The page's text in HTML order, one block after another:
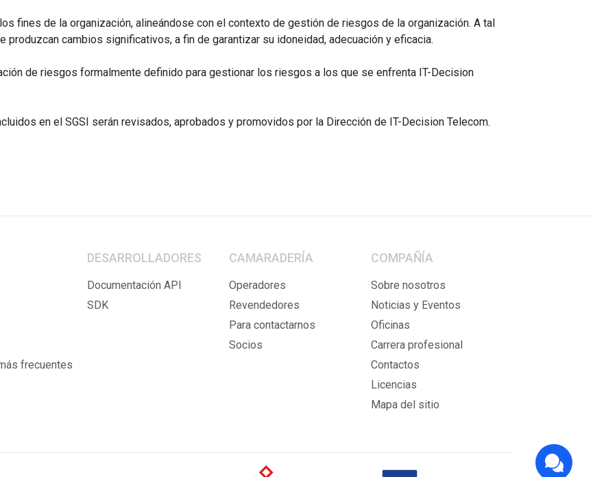
fines de la organización, alineándose con el contexto de gestión de riesgos de la organización. A tal
cambios significativos, a fin de garantizar su idoneidad, adecuación y eficacia.
de riesgos formalmente definido para gestionar los riesgos a los que se enfrenta IT-Decision
en el SGSI serán revisados, aprobados y promovidos por la Dirección de IT-Decision Telecom.
frecuentes
DESARROLLADORES
Documentación API
SDK
CAMARADERÍA
Operadores
Revendedores
Para contactarnos
Socios
COMPAÑÍA
Sobre nosotros
Noticias y Eventos
Oficinas
Carrera profesional
Contactos
Licencias
Mapa del sitio